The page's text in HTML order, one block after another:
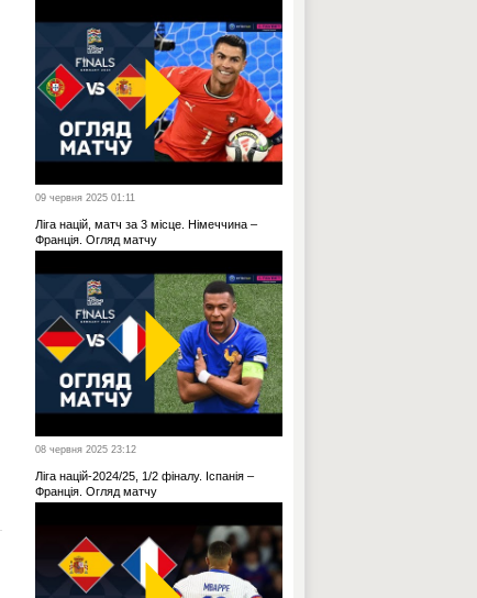
09 червня 2025 01:11
Ліга націй, матч за 3 місце. Німеччина –
Франція. Огляд матчу
08 червня 2025 23:12
Ліга націй-2024/25, 1/2 фіналу. Іспанія –
Франція. Огляд матчу